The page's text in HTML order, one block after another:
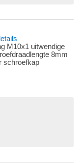
M10x1 uitwendige
8mm
schroefkap